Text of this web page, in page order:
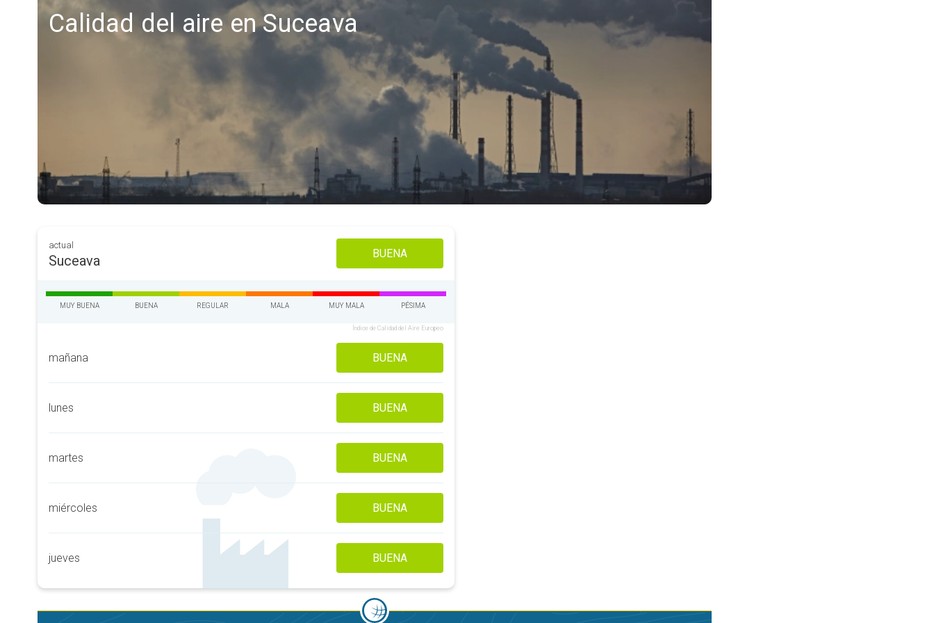
Calidad del aire en Suceava
actual
Suceava BUENA
MUY BUENA BUENA REGULAR MALA MUY MALA PÉSIMA
Índice de Calidad del Aire Europeo
mañana BUENA
lunes BUENA
martes BUENA
miércoles BUENA
jueves BUENA